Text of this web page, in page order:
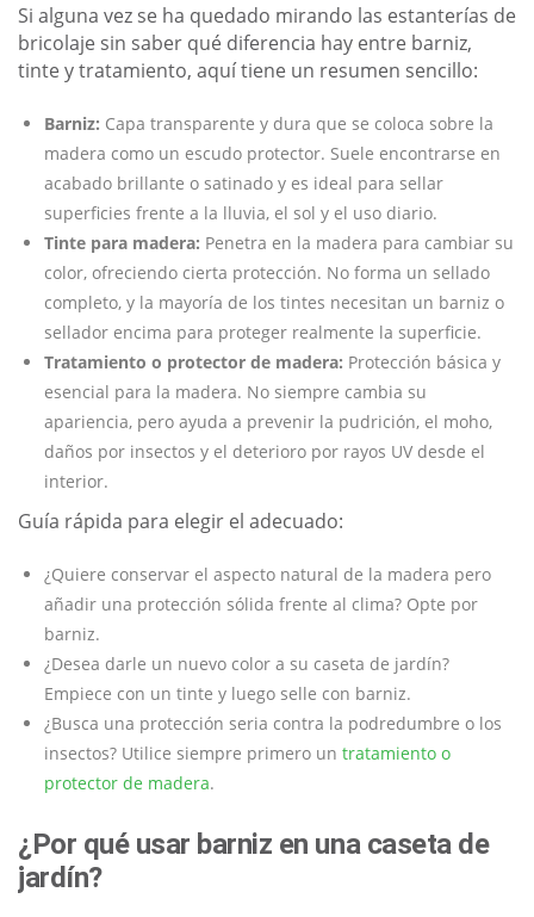
Si alguna vez se ha quedado mirando las estanterías de
bricolaje sin saber qué diferencia hay entre barniz,
tinte y tratamiento, aquí tiene un resumen sencillo:
Barniz: Capa transparente y dura que se coloca sobre la
madera como un escudo protector. Suele encontrarse en
acabado brillante o satinado y es ideal para sellar
superficies frente a la lluvia, el sol y el uso diario.
Tinte para madera: Penetra en la madera para cambiar su
color, ofreciendo cierta protección. No forma un sellado
completo, y la mayoría de los tintes necesitan un barniz o
sellador encima para proteger realmente la superficie.
Tratamiento o protector de madera: Protección básica y
esencial para la madera. No siempre cambia su
apariencia, pero ayuda a prevenir la pudrición, el moho,
daños por insectos y el deterioro por rayos UV desde el
interior.
Guía rápida para elegir el adecuado:
¿Quiere conservar el aspecto natural de la madera pero
añadir una protección sólida frente al clima? Opte por
barniz.
¿Desea darle un nuevo color a su caseta de jardín?
Empiece con un tinte y luego selle con barniz.
¿Busca una protección seria contra la podredumbre o los
insectos? Utilice siempre primero un tratamiento o
protector de madera.
¿Por qué usar barniz en una caseta de
jardín?